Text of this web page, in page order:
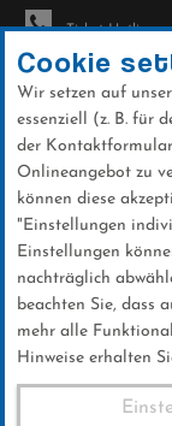
Direkt
zum
Inhalt
Ticket-Hotline:
News
Club-
Cookie
Wir setzen auf
essenziell (z. B. für
der
Onlineangebot zu
können diese
"Einstellungen
Einstellungen
nachträglich
beachten Sie, dass
mehr alle
Hinweise erhalten